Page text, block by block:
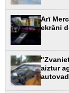
Arī
ekrāni
aiztur